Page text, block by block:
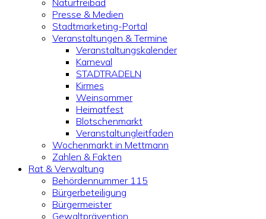
Naturfreibad
Presse & Medien
Stadtmarketing-Portal
Veranstaltungen & Termine
Veranstaltungskalender
Karneval
STADTRADELN
Kirmes
Weinsommer
Heimatfest
Blotschenmarkt
Veranstaltungleitfaden
Wochenmarkt in Mettmann
Zahlen & Fakten
Rat & Verwaltung
Behördennummer 115
Bürgerbeteiligung
Bürgermeister
Gewaltprävention